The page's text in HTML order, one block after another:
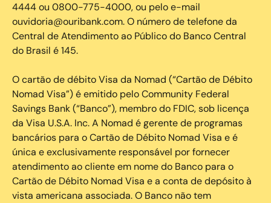
4444 ou 0800-775-4000, ou pelo e-mail
ouvidoria@ouribank.com. O número de telefone da
Central de Atendimento ao Público do Banco Central
do Brasil é 145.
O cartão de débito Visa da Nomad (“Cartão de Débito
Nomad Visa”) é emitido pelo Community Federal
Savings Bank (“Banco”), membro do FDIC, sob licença
da Visa U.S.A. Inc. A Nomad é gerente de programas
bancários para o Cartão de Débito Nomad Visa e é
única e exclusivamente responsável por fornecer
atendimento ao cliente em nome do Banco para o
Cartão de Débito Nomad Visa e a conta de depósito à
vista americana associada. O Banco não tem